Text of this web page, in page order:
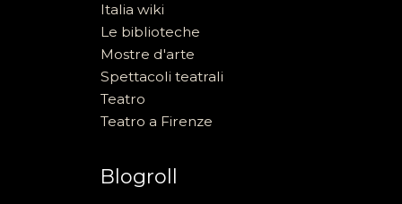
Italia wiki
Le biblioteche
Mostre d'arte
Spettacoli teatrali
Teatro
Teatro a Firenze
Blogroll